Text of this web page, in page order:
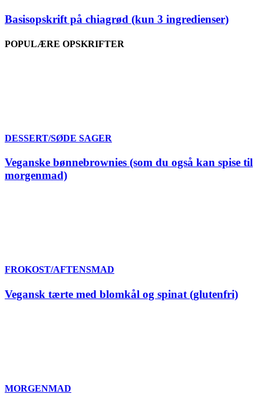
Basisopskrift på chiagrød (kun 3 ingredienser)
POPULÆRE OPSKRIFTER
DESSERT/SØDE SAGER
Veganske bønnebrownies (som du også kan spise til
morgenmad)
FROKOST/AFTENSMAD
Vegansk tærte med blomkål og spinat (glutenfri)
MORGENMAD